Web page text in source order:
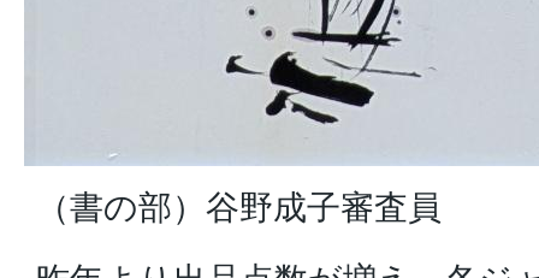
（書の部）谷野成子審査員